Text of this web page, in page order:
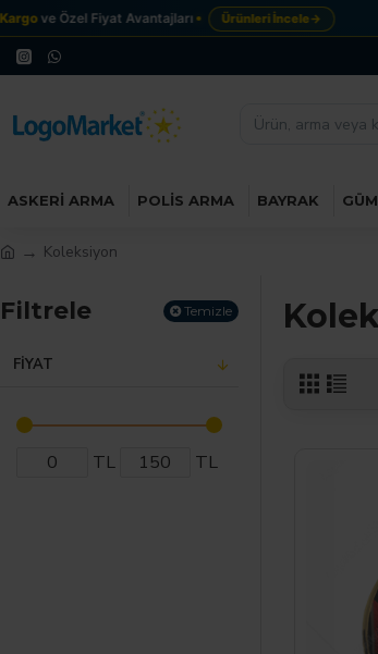
ve Özel Fiyat Avantajları Ürünleri İncele→
ASKERI ARMA POLIS ARMA BAYRAK
Koleksiyon
Filtrele Temizle
FIYAT
TL TL